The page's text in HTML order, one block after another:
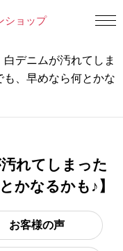
ショップ
白デニムが汚れてしま
、早めなら何とかな
れてしまった
かなるかも♪】
お客様の声